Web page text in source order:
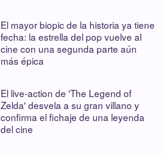
El mayor biopic de la historia ya tiene
fecha: la estrella del pop vuelve al
cine con una segunda parte aún
más épica
El live-action de 'The Legend of
Zelda' desvela a su gran villano y
confirma el fichaje de una leyenda
del cine